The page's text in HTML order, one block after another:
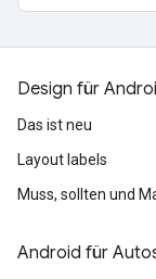
Design für
Das ist neu
Layout labels
Muss, sollten und
Android für